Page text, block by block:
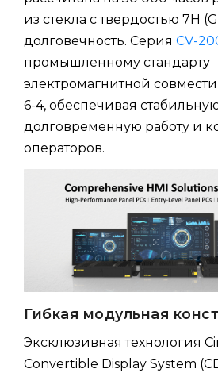
из стекла с твердостью 7H
долговечность. Серия CV-
промышленному стандарту
электромагнитной
6-4, обеспечивая
долговременную работу и
операторов.
Гибкая модульная
Эксклюзивная технология
Convertible Display System